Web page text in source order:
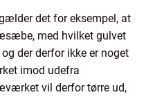
det for eksempel, at
med hvilket gulvet
der derfor ikke er noget
imod udefra
vil derfor tørre ud,